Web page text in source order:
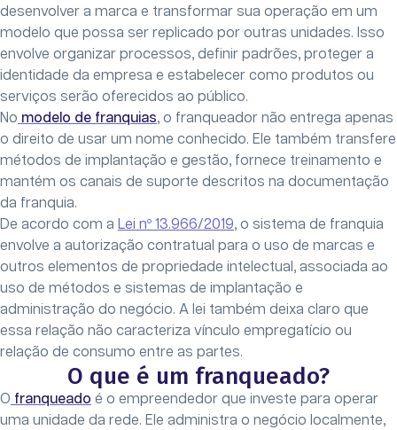
desenvolver a marca e transformar sua operação em um
modelo que possa ser replicado por outras unidades. Isso
envolve organizar processos, definir padrões, proteger a
identidade da empresa e estabelecer como produtos ou
serviços serão oferecidos ao público.
No modelo de franquias, o franqueador não entrega apenas
o direito de usar um nome conhecido. Ele também transfere
métodos de implantação e gestão, fornece treinamento e
mantém os canais de suporte descritos na documentação
da franquia.
De acordo com a Lei nº 13.966/2019, o sistema de franquia
envolve a autorização contratual para o uso de marcas e
outros elementos de propriedade intelectual, associada ao
uso de métodos e sistemas de implantação e
administração do negócio. A lei também deixa claro que
essa relação não caracteriza vínculo empregatício ou
relação de consumo entre as partes.
O que é um franqueado?
O franqueado é o empreendedor que investe para operar
uma unidade da rede. Ele administra o negócio localmente,